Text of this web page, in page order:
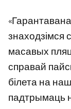
знаходзімся
масавых
справай
білета на
падтрымаць